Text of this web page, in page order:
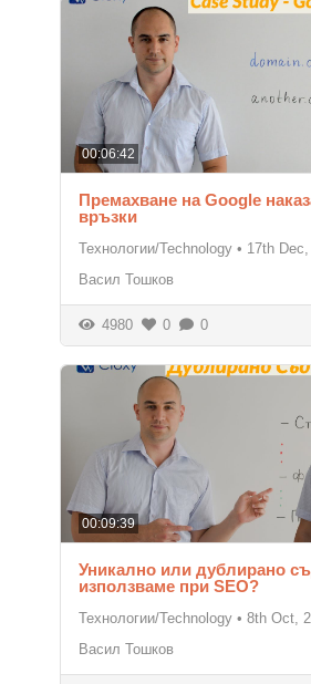
00:06:42
Премахване на Google
връзки
Технологии/Technology • 17th
Васил Тошков
4980 0 0
00:09:39
Уникално или дублирано
използваме при SEO?
Технологии/Technology • 8th Oct,
Васил Тошков